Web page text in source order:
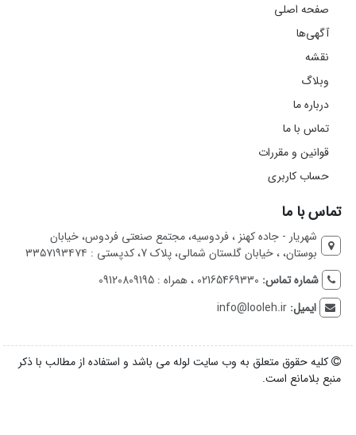
صفحه اصلی
آگهی‌ها
نقشه
وبلاگ
درباره ما
تماس با ما
قوانین و مقررات
حساب کاربری
تماس با ما
شهریار - جاده کهنز ، فردوسیه، مجتمع صنعتی فردوس، خیابان
بوستان، ، خیابان گلستان شمالی، پلاک 7، کدپستی : ۳۳۵۷۱۹۳۴۷۴
شماره تماس: 02165469330 ، همراه : 09120809195
ایمیل:info@looleh.ir
کلیه حقوق متعلق به وب سایت لوله می باشد و استفاده از مطالب با ذکر
منبع بلامانع است.